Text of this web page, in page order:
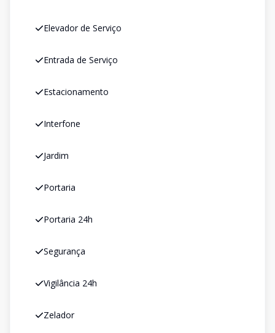
Elevador de Serviço
Entrada de Serviço
Estacionamento
Interfone
Jardim
Portaria
Portaria 24h
Segurança
Vigilância 24h
Zelador